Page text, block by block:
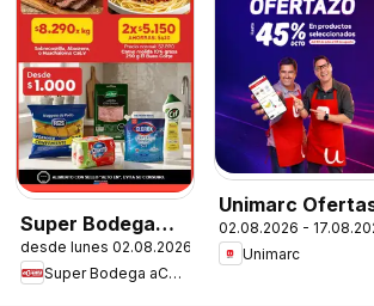
Super Bodega
aCuenta Ofertas
desde lunes 02.08.2026
Super Bodega aCuenta
Unimarc
02.08.2026 -
Unimarc